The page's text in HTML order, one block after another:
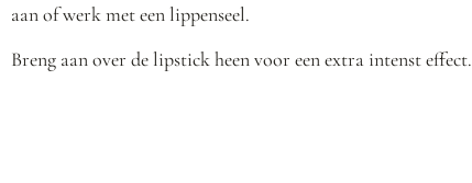
aan of werk met een lippenseel.
Breng aan over de lipstick heen voor een extra intenst effect.